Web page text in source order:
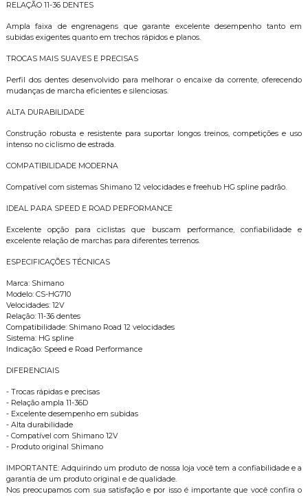
RELAÇÃO 11-36 DENTES
Ampla faixa de engrenagens que garante excelente desempenho tanto em
subidas exigentes quanto em trechos rápidos e planos.
TROCAS MAIS SUAVES E PRECISAS
Perfil dos dentes desenvolvido para melhorar o encaixe da corrente, oferecendo
mudanças de marcha eficientes e silenciosas.
ALTA DURABILIDADE
Construção robusta e resistente para suportar longos treinos, competições e uso
intenso no ciclismo de estrada.
COMPATIBILIDADE MODERNA
Compatível com sistemas Shimano 12 velocidades e freehub HG spline padrão.
IDEAL PARA SPEED E ROAD PERFORMANCE
Excelente opção para ciclistas que buscam performance, confiabilidade e
excelente relação de marchas para diferentes terrenos.
ESPECIFICAÇÕES TÉCNICAS
Marca: Shimano
Modelo: CS-HG710
Velocidades: 12V
Relação: 11-36 dentes
Compatibilidade: Shimano Road 12 velocidades
Sistema: HG spline
Indicação: Speed e Road Performance
DIFERENCIAIS
- Trocas rápidas e precisas
- Relação ampla 11-36D
- Excelente desempenho em subidas
- Alta durabilidade
- Compatível com Shimano 12V
- Produto original Shimano
IMPORTANTE: Adquirindo um produto de nossa loja você tem a confiabilidade e a
garantia de um produto original e de qualidade.
Nos preocupamos com sua satisfação e por isso é importante que você confira o